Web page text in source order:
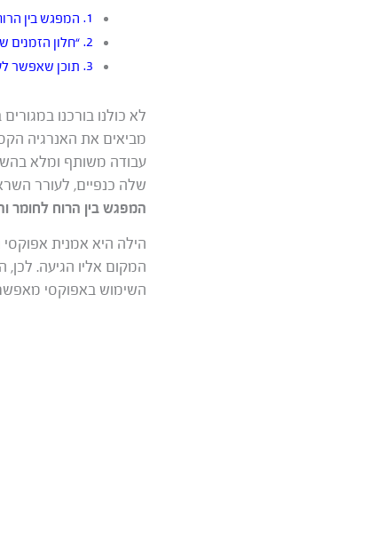
המפגש בין
“חלון הזמנים
תוכן שאפשר
לא כולנו בורכנו
מביאים את האנרגיה
עבודה משותף ומלא
שלה כנפיים, לעורר
המפגש בין הרוח לחומר
הילה היא אמנית
המקום אליו הגיעה.
השימוש באפוקסי מאפשר